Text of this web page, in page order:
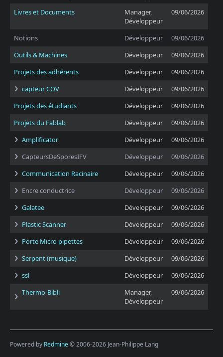
Livres et Documents
Manager,
Développeur
09/06/2026
Notions Développeur
09/06/2026
Outils & Machines
Développeur
09/06/2026
Projets des adhérents
Développeur
09/06/2026
capteur COV
Développeur
09/06/2026
Projets des étudiants
Développeur
09/06/2026
Projets du Fablab
Développeur
09/06/2026
Amplificator
Développeur
09/06/2026
CapteursDeSporesIFV
Développeur
09/06/2026
Communication Racinaire
Développeur
09/06/2026
Encre conductrice
Développeur
09/06/2026
Galatee
Développeur
09/06/2026
Plastic Scanner
Développeur
09/06/2026
Porte Micro pipettes
Développeur
09/06/2026
Serpent (musique)
Développeur
09/06/2026
ssl
Développeur
09/06/2026
Thermo-Bibli
Manager,
Développeur
09/06/2026
Powered by Redmine© 2006-2026 Jean-Philippe Lang